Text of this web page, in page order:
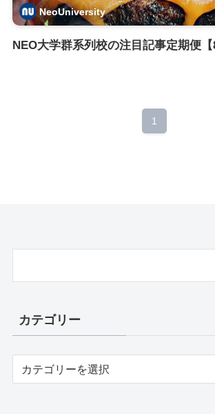
NeoUniversity
NEO大学群系列校の注目記事定期便【
1
カテゴリー